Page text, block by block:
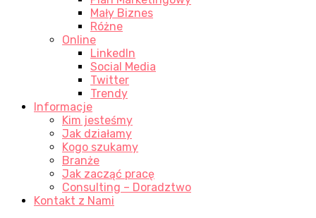
Mały Biznes
Różne
Online
LinkedIn
Social Media
Twitter
Trendy
Informacje
Kim jesteśmy
Jak działamy
Kogo szukamy
Branże
Jak zacząć pracę
Consulting – Doradztwo
Kontakt z Nami